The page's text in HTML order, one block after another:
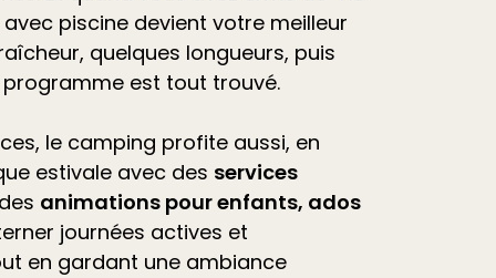
piscine devient votre meilleur
quelques longueurs, puis
est tout trouvé.
le camping profite aussi, en
estivale avec des services
animations pour enfants, ados
journées actives et
en gardant une ambiance